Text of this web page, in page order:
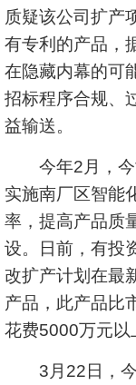
质疑该公司扩产
有专利的产品，
在隐藏内幕的可
招标程序合规、
益输送。
今年2月，今
实施南厂区智能
率，提高产品质
设。日前，有投
改扩产计划在最
产品，此产品比
花费5000万元以
3月22日，今